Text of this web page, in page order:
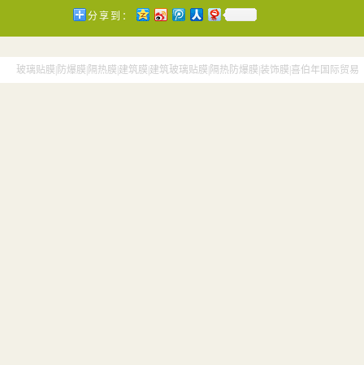
· 太阳隔热膜安全防薄膜建筑装...
· "最高温达70度 隔热膜隔热效...
分享到：
玻璃贴膜|防爆膜|隔热膜|建筑膜|建筑玻璃贴膜|隔热防爆膜|装饰膜|喜伯年国际贸